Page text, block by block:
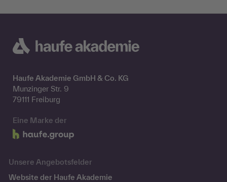
Haufe Akademie GmbH & Co. KG
Munzinger Str. 9
79111 Freiburg
Eine Marke der
Unsere Angebotsfelder
Website der Haufe Akademie